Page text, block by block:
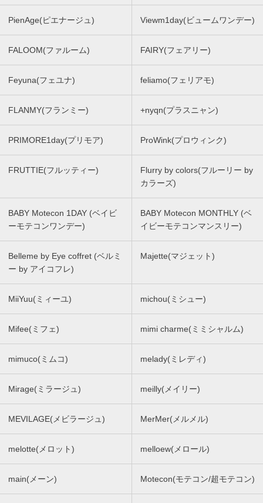
PienAge(ピエナージュ) Viewm1day(ビュームワンデー)
FALOOM(ファルーム) FAIRY(フェアリー)
Feyuna(フェユナ) feliamo(フェリアモ)
FLANMY(フランミー) +nyqn(プラスニャン)
PRIMORE1day(プリモア) ProWink(プロウィンク)
FRUTTIE(フルッティー)
Flurry by colors(フルーリー by
カラーズ)
BABY Motecon 1DAY (ベイビ
ーモテコンワンデー)
BABY Motecon MONTHLY (ベ
イビーモテコンマンスリー)
Belleme by Eye coffret (ベルミ
ー by アイコフレ)
Majette(マジェット)
MiiYuu(ミィーユ) michou(ミシュー)
Mifee(ミフェ) mimi charme(ミミシャルム)
mimuco(ミムコ) melady(ミレディ)
Mirage(ミラージュ) meilly(メイリー)
MEVILAGE(メビラージュ) MerMer(メルメル)
melotte(メロット) melloew(メロール)
main(メーン) Motecon(モテコン/超モテコン)